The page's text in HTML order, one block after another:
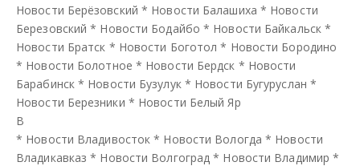
Новости Берёзовский * Новости Балашиха * Новости
Березовский * Новости Бодайбо * Новости Байкальск*
Новости Братск * Новости Боготол * Новости Бородино
* Новости Болотное * Новости Бердск * Новости
Барабинск* Новости Бузулук* Новости Бугуруслан *
Новости Березники * Новости Белый Яр
В
* Новости Владивосток * Новости Вологда * Новости
Владикавказ * Новости Волгоград * Новости Владимир *